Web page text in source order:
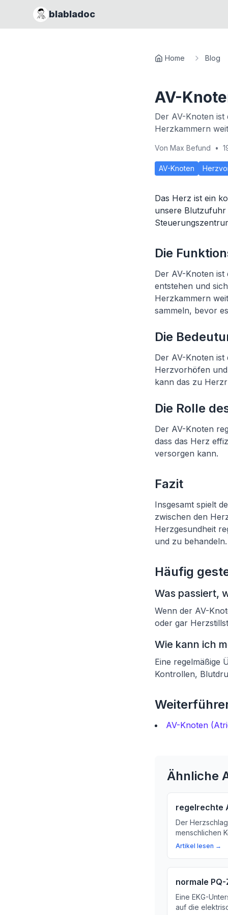
blabladoc
Home Blog
AV-
Der AV-Knoten ist
Herzkammern
Von Max Befund •
AV-Knoten
Das Herz ist ein
unsere Blutzufuhr
Die
Der AV-Knoten
entstehen und
Herzkammern
sammeln, bevor
Die
Der AV-Knoten
Herzvorhöfen
kann das zu
Die Rolle
Der AV-Knoten
dass das Herz
versorgen kann.
Fazit
Insgesamt spielt
zwischen den
Herzgesundheit
und zu behandeln.
Häufig
Was passiert,
Wenn der AV-
oder gar
Wie kann ich
Eine regelmäßige
Kontrollen,
AV-Knoten
Ähnliche
regelrechte
Der
menschlichen
erfahren Sie,
Artikel lesen →
normale
Eine EKG-
auf die